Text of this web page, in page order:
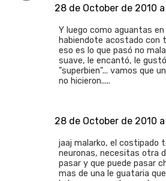
28 de October de 2010
Y luego como aguantas en
habiendote acostado con
eso es lo que pasó no
suave, le encantó, le
"superbien"... vamos que
no hicieron.....
28 de October de 2010 a
jaaj malarko, el costipado
neuronas, necesitas otra
pasar y que puede pasar
mas de una le guataria